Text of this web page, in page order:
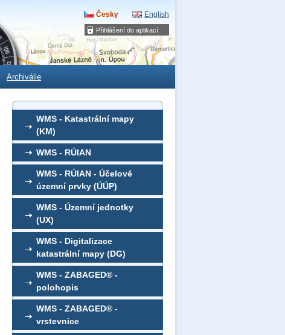
Přihlášení do aplikací
Česky English
Archiválie
WMS - Katastrální mapy
(KM)
WMS - RÚIAN
WMS - RÚIAN - Účelové
územní prvky (ÚÚP)
WMS - Územní jednotky
(UX)
WMS - Digitalizace
katastrální mapy (DG)
WMS - ZABAGED® -
polohopis
WMS - ZABAGED® -
vrstevnice